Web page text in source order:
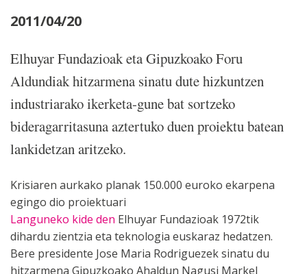
2011/04/20
Elhuyar Fundazioak eta Gipuzkoako Foru
Aldundiak hitzarmena sinatu dute hizkuntzen
industriarako ikerketa-gune bat sortzeko
bideragarritasuna aztertuko duen proiektu batean
lankidetzan aritzeko.
Krisiaren aurkako planak 150.000 euroko ekarpena
egingo dio proiektuari
Languneko kide den Elhuyar Fundazioak 1972tik
dihardu zientzia eta teknologia euskaraz hedatzen.
Bere presidente Jose Maria Rodriguezek sinatu du
hitzarmena Gipuzkoako Ahaldun Nagusi Markel